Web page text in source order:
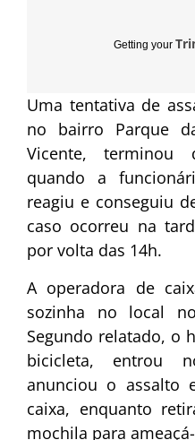
Getting your
Uma tentativa de
no bairro Parque
Vicente, terminou
quando a
reagiu e conseguiu
caso ocorreu na
por volta das 14h.
A operadora de
sozinha no local
Segundo relatado, o
bicicleta, entrou
anunciou o assalto
caixa, enquanto
mochila para